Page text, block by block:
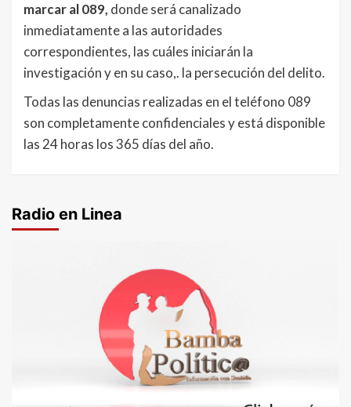
marcar al 089, donde será canalizado
inmediatamente a las autoridades
correspondientes, las cuáles iniciarán la
investigación y en su caso,. la persecución del delito.
Todas las denuncias realizadas en el teléfono 089
son completamente confidenciales y está disponible
las 24 horas los 365 días del año.
Radio en Linea